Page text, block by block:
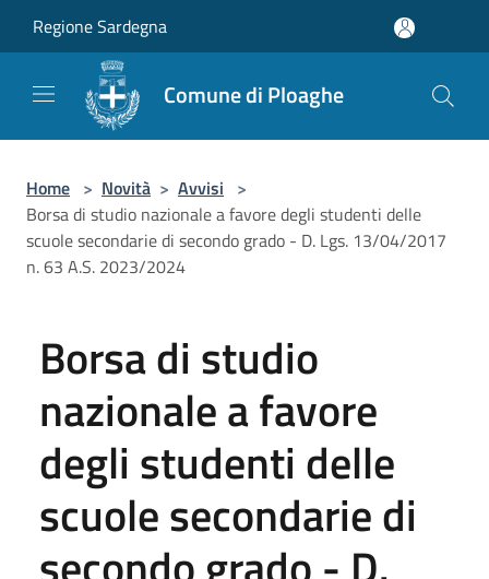
Regione Sardegna
Comune di Ploaghe
Home > Novità > Avvisi >
Borsa di studio nazionale a favore degli studenti delle
scuole secondarie di secondo grado - D. Lgs. 13/04/2017
n. 63 A.S. 2023/2024
Borsa di studio
nazionale a favore
degli studenti delle
scuole secondarie di